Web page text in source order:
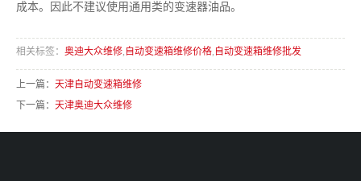
成本。因此不建议使用通用类的变速器油品。
相关标签： 奥迪大众维修, 自动变速箱维修价格, 自动变速箱维修批发
上一篇： 天津自动变速箱维修
下一篇： 天津奥迪大众维修